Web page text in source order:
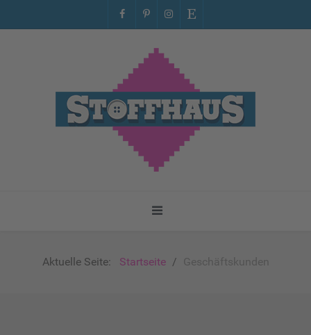
Aktuelle Seite: Startseite Geschäftskunden